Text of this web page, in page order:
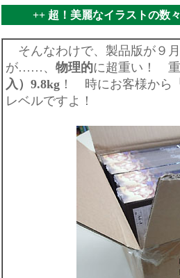
++ 超！美麗なイラストの数
そんなわけで、製品版が９
が……、 物理的に超重い！ 重
入）9.8kg！ 時にお客様から
レベルですよ！